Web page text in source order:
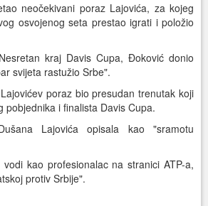
neočekivani poraz Lajovića, za kojeg
osvojenog seta prestao igrati i položio
kraj Davis Cupa, Đoković donio
svijeta rastužio Srbe".
poraz bio presudan trenutak koji
pobjednika i finalista Davis Cupa.
Lajovića opisala kao "sramotu
kao profesionalac na stranici ATP-a,
protiv Srbije".